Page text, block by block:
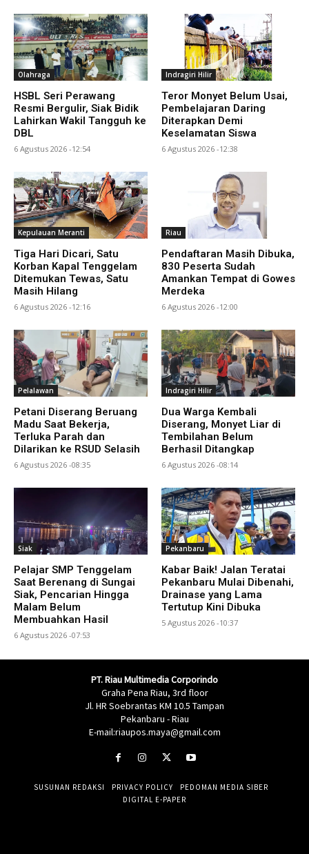
Olahraga
HSBL Seri Perawang
Resmi Bergulir, Siak Bidik
Lahirkan Wakil Tangguh ke
DBL
6 Agustus 2026 -12:54
Indragiri Hilir
Teror Monyet Belum Usai,
Pembelajaran Daring
Diterapkan Demi
Keselamatan Siswa
6 Agustus 2026 -12:38
Kepulauan Meranti
Tiga Hari Dicari, Satu
Korban Kapal Tenggelam
Ditemukan Tewas, Satu
Masih Hilang
6 Agustus 2026 -12:16
Riau
Pendaftaran Masih Dibuka,
830 Peserta Sudah
Amankan Tempat di Gowes
Merdeka
6 Agustus 2026 -12:00
Pelalawan
Petani Diserang Beruang
Madu Saat Bekerja,
Terluka Parah dan
Dilarikan ke RSUD Selasih
6 Agustus 2026 -08:35
Indragiri Hilir
Dua Warga Kembali
Diserang, Monyet Liar di
Tembilahan Belum
Berhasil Ditangkap
6 Agustus 2026 -08:14
Siak
Pelajar SMP Tenggelam
Saat Berenang di Sungai
Siak, Pencarian Hingga
Malam Belum
Membuahkan Hasil
6 Agustus 2026 -07:53
Pekanbaru
Kabar Baik! Jalan Teratai
Pekanbaru Mulai Dibenahi,
Drainase yang Lama
Tertutup Kini Dibuka
5 Agustus 2026 -10:37
PT. Riau Multimedia Corporindo
Graha Pena Riau, 3rd floor
Jl. HR Soebrantas KM 10.5 Tampan
Pekanbaru - Riau
E-mail:riaupos.maya@gmail.com
SUSUNAN REDAKSI PRIVACY POLICY
PEDOMAN MEDIA SIBER
DIGITAL E-PAPER